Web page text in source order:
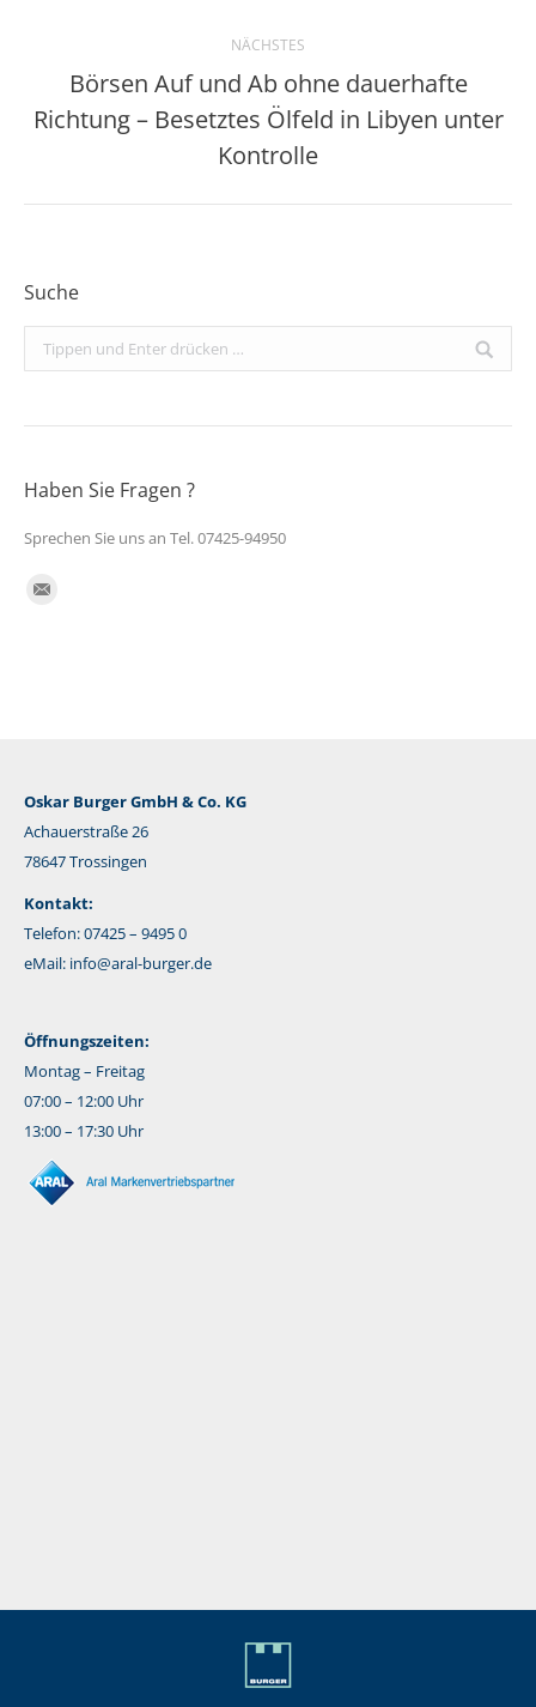
NÄCHSTES
Nächster
Beitrag:
Börsen Auf und Ab ohne dauerhafte
Richtung – Besetztes Ölfeld in Libyen unter
Kontrolle
Suche
Search:
Haben Sie Fragen ?
Sprechen Sie uns an Tel. 07425-94950
Finden Sie uns auf:
Oskar Burger GmbH & Co. KG
Achauerstraße 26
78647 Trossingen
Kontakt:
Telefon: 07425 – 9495 0
eMail: info@aral-burger.de
Öffnungszeiten:
Montag – Freitag
07:00 – 12:00 Uhr
13:00 – 17:30 Uhr